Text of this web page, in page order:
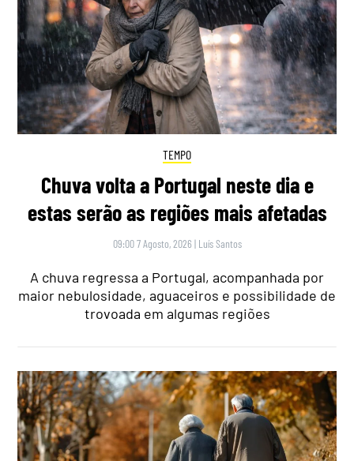
TEMPO
Chuva volta a Portugal neste dia e
estas serão as regiões mais afetadas
09:00 7 Agosto, 2026 | Luís Santos
A chuva regressa a Portugal, acompanhada por
maior nebulosidade, aguaceiros e possibilidade de
trovoada em algumas regiões